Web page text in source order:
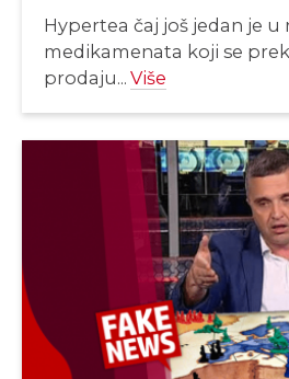
Hypertea čaj još jedan je u
medikamenata koji se
prodaju... Više